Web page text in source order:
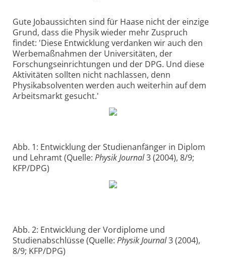
Gute Jobaussichten sind für Haase nicht der einzige
Grund, dass die Physik wieder mehr Zuspruch
findet: 'Diese Entwicklung verdanken wir auch den
Werbemaßnahmen der Universitäten, der
Forschungseinrichtungen und der DPG. Und diese
Aktivitäten sollten nicht nachlassen, denn
Physikabsolventen werden auch weiterhin auf dem
Arbeitsmarkt gesucht.'
Abb. 1: Entwicklung der Studienanfänger in Diplom
und Lehramt (Quelle: Physik Journal3 (2004), 8/9;
KFP/DPG)
Abb. 2: Entwicklung der Vordiplome und
Studienabschlüsse (Quelle: Physik Journal3 (2004),
8/9; KFP/DPG)